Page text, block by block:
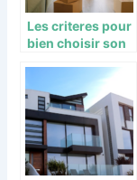
Les criteres pour
bien choisir son